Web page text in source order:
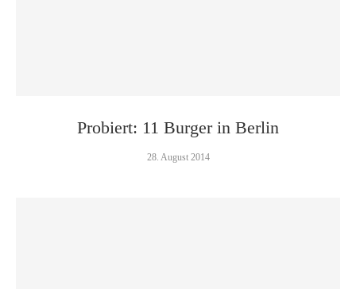
Probiert: 11 Burger in Berlin
28. August 2014